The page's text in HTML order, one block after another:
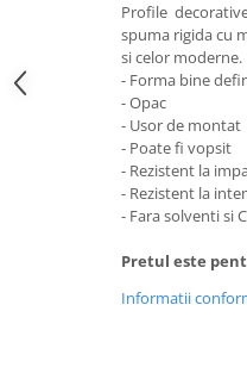
Profile
spuma rigida cu
si celor moderne.
- Forma bine
- Opac
- Usor de montat
- Poate fi vopsit
- Rezistent la
- Rezistent la
- Fara solventi si
Pretul este
Informatii